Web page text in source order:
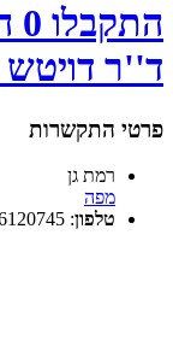
ד''ר
פרטי התקשרות
רמת גן
מפה
טלפון: